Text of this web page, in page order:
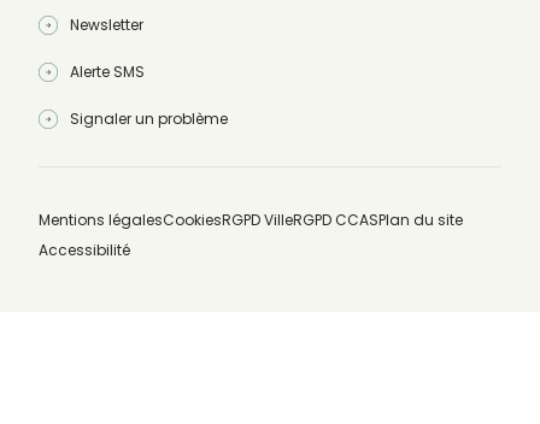
Newsletter
Alerte SMS
Signaler un problème
Mentions légalesCookiesRGPD VilleRGPD CCASPlan du site
Accessibilité